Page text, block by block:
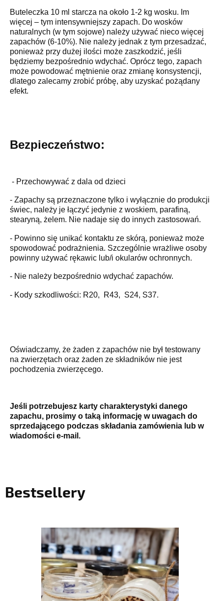
Buteleczka 10 ml starcza na około 1-2 kg wosku. Im
więcej – tym intensywniejszy zapach. Do wosków
naturalnych (w tym sojowe) należy używać nieco więcej
zapachów (6-10%). Nie należy jednak z tym przesadzać,
ponieważ przy dużej ilości może zaszkodzić, jeśli
będziemy bezpośrednio wdychać. Oprócz tego, zapach
może powodować mętnienie oraz zmianę konsystencji,
dlatego zalecamy zrobić próbę, aby uzyskać pożądany
efekt.
Bezpieczeństwo:
- Przechowywać z dala od dzieci
- Zapachy są przeznaczone tylko i wyłącznie do produkcji
świec, należy je łączyć jedynie z woskiem, parafiną,
stearyną, żelem. Nie nadaje się do innych zastosowań.
- Powinno się unikać kontaktu ze skórą, ponieważ może
spowodować podrażnienia. Szczególnie wrażliwe osoby
powinny używać rękawic lub/i okularów ochronnych.
- Nie należy bezpośrednio wdychać zapachów.
- Kody szkodliwości: R20, R43, S24, S37.
Oświadczamy, że żaden z zapachów nie był testowany
na zwierzętach oraz żaden ze składników nie jest
pochodzenia zwierzęcego.
Jeśli potrzebujesz karty charakterystyki danego
zapachu, prosimy o taką informację w uwagach do
sprzedającego podczas składania zamówienia lub w
wiadomości e-mail.
Bestsellery